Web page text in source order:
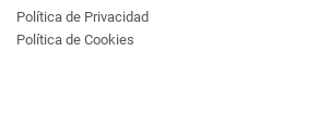
Política de Privacidad
Política de Cookies